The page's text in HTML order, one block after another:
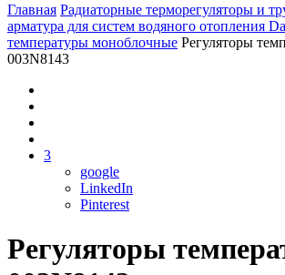
Главная Радиаторные терморегуляторы и
арматура для систем водяного отопления
температуры моноблочные Регуляторы
003N8143
3
google
LinkedIn
Pinterest
Регуляторы